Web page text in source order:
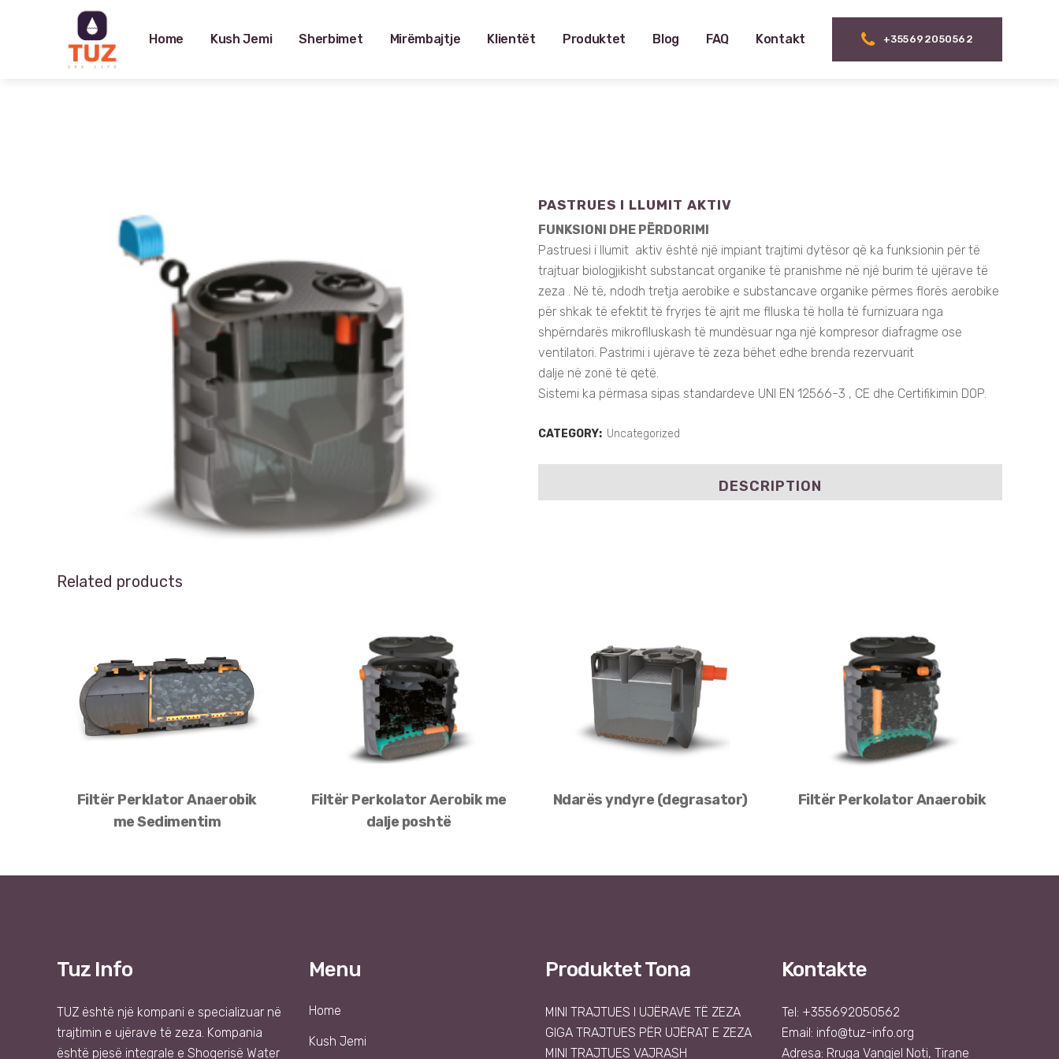
+355692050562
Home Kush Jemi Sherbimet Mirëmbajtje Klientët Produktet Blog FAQ Kontakt
PASTRUES I LLUMIT AKTIV
FUNKSIONI DHE PËRDORIMI
Pastruesi i llumit aktiv është një impiant trajtimi dytësor që ka funksionin për të
trajtuar biologjikisht substancat organike të pranishme në një burim të ujërave të
zeza . Në të, ndodh tretja aerobike e substancave organike përmes florës aerobike
për shkak të efektit të fryrjes të ajrit me flluska të holla të furnizuara nga
shpërndarës mikroflluskash të mundësuar nga një kompresor diafragme ose
ventilatori. Pastrimi i ujërave të zeza bëhet edhe brenda rezervuarit
dalje në zonë të qetë.
Sistemi ka përmasa sipas standardeve UNI EN 12566-3 , CE dhe Certifikimin DOP.
CATEGORY: Uncategorized
DESCRIPTION
Related products
Filtër Perklator Anaerobik
me Sedimentim
Filtër Perkolator Aerobik me
dalje poshtë
Ndarës yndyre (degrasator) Filtër Perkolator Anaerobik
Tuz Info
TUZ është një kompani e specializuar në
trajtimin e ujërave të zeza. Kompania
është pjesë integrale e Shoqerisë Water
Menu
Home
Kush Jemi
Produktet Tona
MINI TRAJTUES I UJËRAVE TË ZEZA
GIGA TRAJTUES PËR UJËRAT E ZEZA
MINI TRAJTUES VAJRASH
Kontakte
Tel: +355692050562
Email: info@tuz-info.org
Adresa: Rruga Vangjel Noti, Tirane